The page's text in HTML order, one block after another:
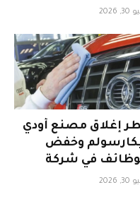
2026
إغلاق مصنع أودي
وخفض
في شركة
فاجن
2026